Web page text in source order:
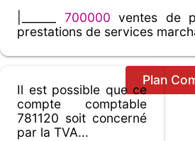
700000 ventes de
prestations de services
Plan
Il est possible que ce
compte comptable
781120 soit concerné
par la TVA...